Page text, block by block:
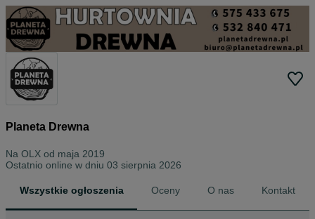
Planeta Drewna
Na OLX od maja 2019
Ostatnio online w dniu 03 sierpnia 2026
Wszystkie ogłoszenia Oceny O nas Kontakt